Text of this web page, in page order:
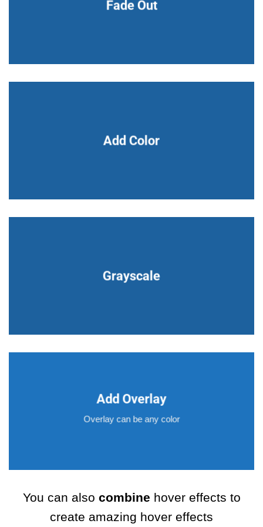
Fade Out
Add Color
Grayscale
Add Overlay
Overlay can be any color
You can also combine hover effects to
create amazing hover effects